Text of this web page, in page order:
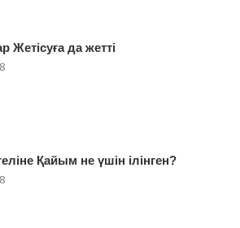
да жетті
Қайым не үшін ілінген?